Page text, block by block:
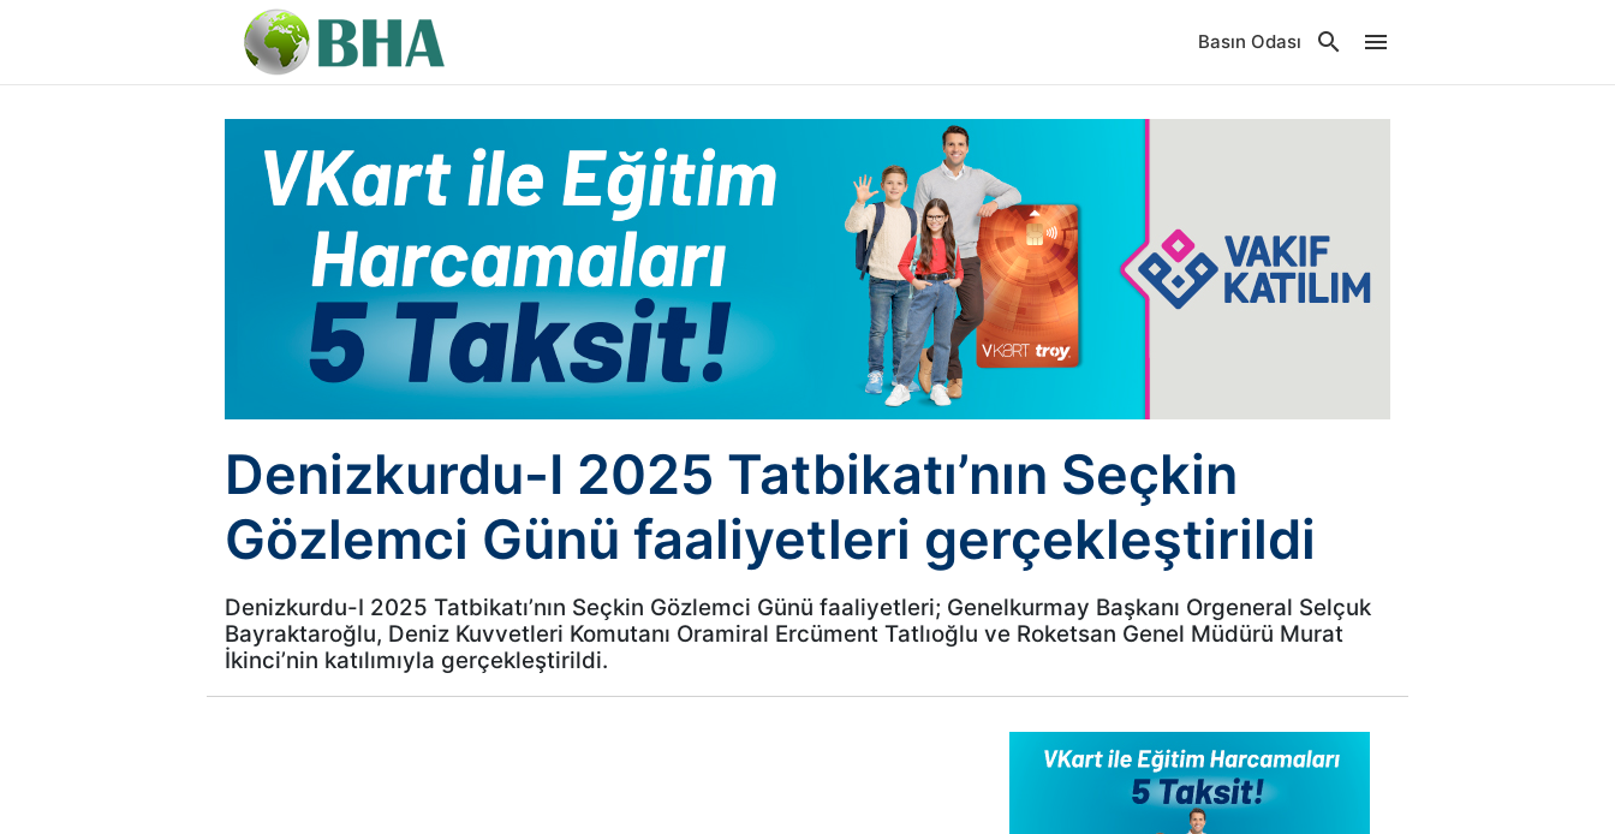
Basın Odası
Denizkurdu-I 2025 Tatbikatı’nın Seçkin
Gözlemci Günü faaliyetleri gerçekleştirildi
Denizkurdu-I 2025 Tatbikatı’nın Seçkin Gözlemci Günü faaliyetleri; Genelkurmay Başkanı Orgeneral Selçuk
Bayraktaroğlu, Deniz Kuvvetleri Komutanı Oramiral Ercüment Tatlıoğlu ve Roketsan Genel Müdürü Murat
İkinci’nin katılımıyla gerçekleştirildi.